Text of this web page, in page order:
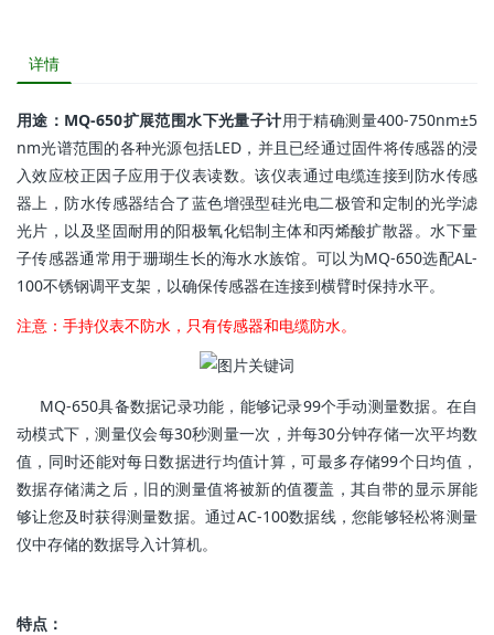
详情
用途：MQ-650扩展范围水下光量子计用于精确测量400-750nm±5
nm光谱范围的各种光源包括LED，并且已经通过固件将传感器的浸
入效应校正因子应用于仪表读数。该仪表通过电缆连接到防水传感
器上，防水传感器结合了蓝色增强型硅光电二极管和定制的光学滤
光片，以及坚固耐用的阳极氧化铝制主体和丙烯酸扩散器。水下量
子传感器通常用于珊瑚生长的海水水族馆。可以为MQ-650选配AL-
100不锈钢调平支架，以确保传感器在连接到横臂时保持水平。
注意：手持仪表不防水，只有传感器和电缆防水。
MQ-650具备数据记录功能，能够记录99个手动测量数据。在自
动模式下，测量仪会每30秒测量一次，并每30分钟存储一次平均数
值，同时还能对每日数据进行均值计算，可最多存储99个日均值，
数据存储满之后，旧的测量值将被新的值覆盖，其自带的显示屏能
够让您及时获得测量数据。通过AC-100数据线，您能够轻松将测量
仪中存储的数据导入计算机。
特点：